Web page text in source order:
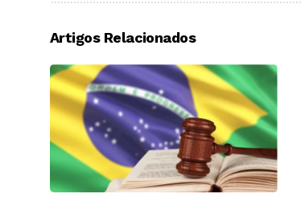
Artigos Relacionados